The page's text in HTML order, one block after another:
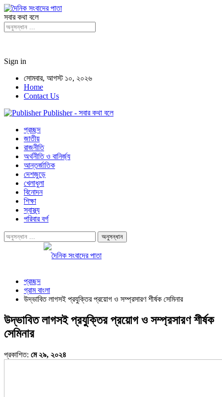
সবার কথা বলে
Sign in
সোমবার, আগস্ট ১০, ২০২৬
Home
Contact Us
Publisher - সবার কথা বলে
প্রচ্ছদ
জাতীয়
রাজনীতি
অর্থনীতি ও বানির্জ্য
আন্তর্জাতিক
দেশজুড়ে
খেলাধুলা
বিনোদন
শিক্ষা
স্বাস্থ্য
পরিবার বর্গ
প্রচ্ছদ
গ্রাম বাংলা
উদ্ভাবিত লাগসই প্রযুক্তির প্রয়োগ ও সম্প্রসারণ শীর্ষক সেমিনার
উদ্ভাবিত লাগসই প্রযুক্তির প্রয়োগ ও সম্প্রসারণ শীর্ষক
সেমিনার
প্রকাশিত: মে ২৯, ২০২৪